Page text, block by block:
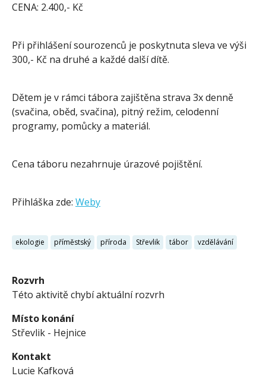
CENA: 2.400,- Kč
Při přihlášení sourozenců je poskytnuta sleva ve výši
300,- Kč na druhé a každé další dítě.
Dětem je v rámci tábora zajištěna strava 3x denně
(svačina, oběd, svačina), pitný režim, celodenní
programy, pomůcky a materiál.
Cena táboru nezahrnuje úrazové pojištění.
Přihláška zde: Weby
ekologie příměstský příroda Střevlik tábor vzdělávání
Rozvrh
Této aktivitě chybí aktuální rozvrh
Místo konání
Střevlik - Hejnice
Kontakt
Lucie Kafková